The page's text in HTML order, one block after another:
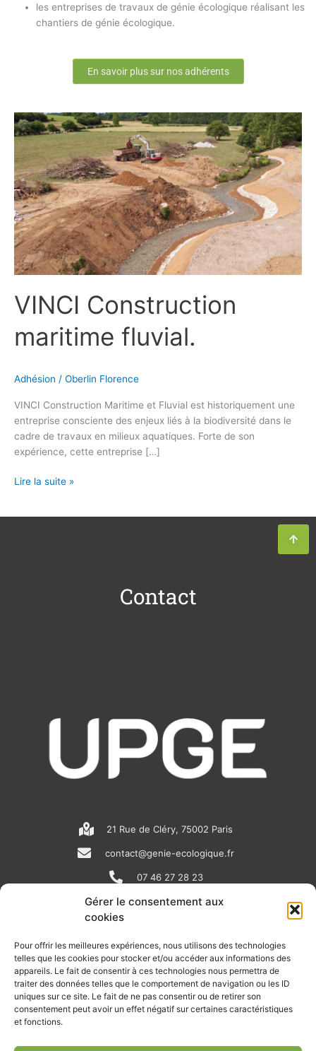
Gérer le consentement aux
cookies
Pour offrir les meilleures expériences, nous utilisons des technologies
telles que les cookies pour stocker et/ou accéder aux informations des
appareils. Le fait de consentir à ces technologies nous permettra de
traiter des données telles que le comportement de navigation ou les ID
uniques sur ce site. Le fait de ne pas consentir ou de retirer son
consentement peut avoir un effet négatif sur certaines caractéristiques
et fonctions.
les entreprises de travaux de génie écologique réalisant les
chantiers de génie écologique.
En savoir plus sur nos adhérents
VINCI Construction
maritime fluvial.
Adhésion / Oberlin Florence
VINCI Construction Maritime et Fluvial est historiquement une
entreprise consciente des enjeux liés à la biodiversité dans le
cadre de travaux en milieux aquatiques. Forte de son
expérience, cette entreprise […]
VINCI
Construction
maritime
fluvial.
Lire la suite »
Contact
21 Rue de Cléry, 75002 Paris
contact@genie-ecologique.fr
07 46 27 28 23
N
e
w
s
p
i
n
k
e
o
u
t
u
RECEVOIR L'ACTU DE LA FILIÈRE
Retrouvez tous les mois les articles terrain de nos adhérents, les
rendez-vous importants de la filière, nos offres de stages et